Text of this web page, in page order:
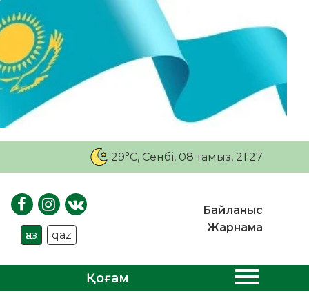
29°C, Сенбі, 08 тамыз, 21:27
қаз qaz
Байланыс
Жарнама
Қоғам